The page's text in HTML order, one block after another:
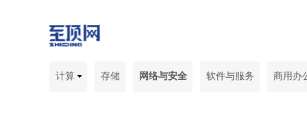
计算 存储 网络与安全 软件与服务 商用办